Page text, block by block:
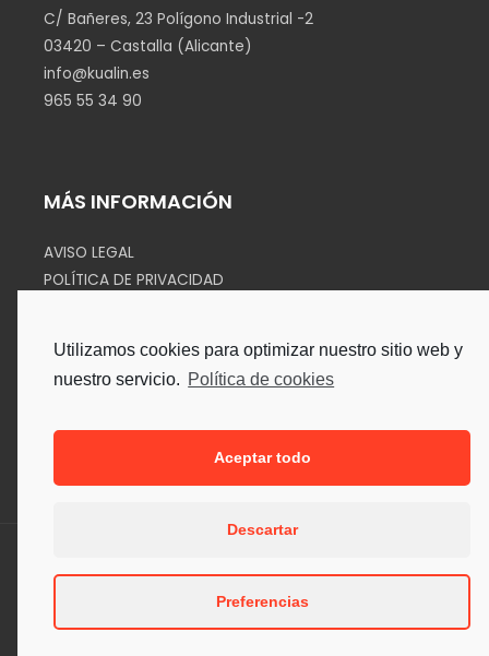
Utilizamos cookies para optimizar nuestro sitio web y
nuestro servicio. Política de cookies
Aceptar todo
Descartar
Preferencias
C/ Bañeres, 23 Polígono Industrial -2
03420 – Castalla (Alicante)
info@kualin.es
965 55 34 90
MÁS INFORMACIÓN
AVISO LEGAL
POLÍTICA DE PRIVACIDAD
SÍGUENOS EN
Copyright © 2026. Todos los Derechos Reservados.
Desarrollado por Sipe Informática